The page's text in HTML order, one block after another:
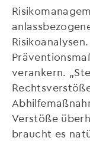
verankern.
Verstöße
braucht es